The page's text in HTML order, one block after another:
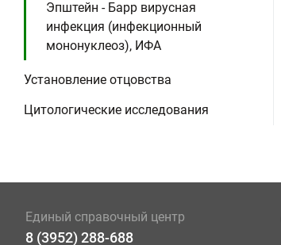
Эпштейн - Барр вирусная
инфекция (инфекционный
мононуклеоз), ИФА
Установление отцовства
Цитологические исследования
Единый справочный центр
8 (3952) 288-688